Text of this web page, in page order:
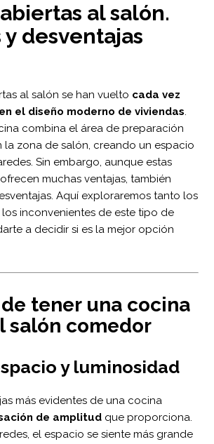
al salón.
y desventajas
al salón se han vuelto cada vez
el diseño moderno de viviendas.
combina el área de preparación
la zona de salón, creando un espacio
Sin embargo, aunque estas
muchas ventajas, también
Aquí exploraremos tanto los
inconvenientes de este tipo de
a decidir si es la mejor opción
tener una cocina
salón comedor
y luminosidad
más evidentes de una cocina
de amplitud que proporciona.
el espacio se siente más grande